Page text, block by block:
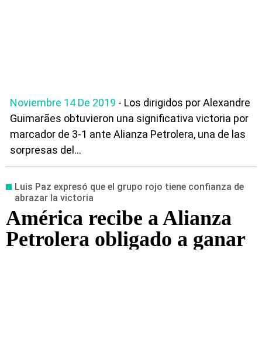
Noviembre 14 De 2019 - Los dirigidos por Alexandre
Guimarães obtuvieron una significativa victoria por
marcador de 3-1 ante Alianza Petrolera, una de las
sorpresas del...
Luis Paz expresó que el grupo rojo tiene confianza de
abrazar la victoria
América recibe a Alianza
Petrolera obligado a ganar